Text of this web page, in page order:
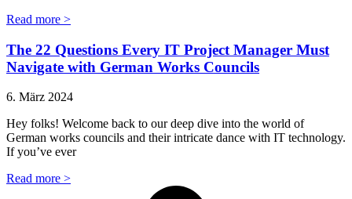
Read more >
The 22 Questions Every IT Project Manager Must
Navigate with German Works Councils
6. März 2024
Hey folks! Welcome back to our deep dive into the world of
German works councils and their intricate dance with IT technology.
If you’ve ever
Read more >